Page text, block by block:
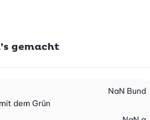
gemacht
mit dem Grün
NaN Bund